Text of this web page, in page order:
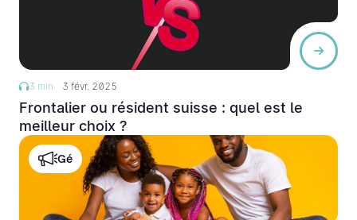
3 min 3 févr. 2025
Frontalier ou résident suisse : quel est le
meilleur choix ?
Gé